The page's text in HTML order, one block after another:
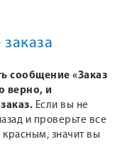
сообщение «Заказ
верно, и
Если вы не
и проверьте все
красным, значит вы